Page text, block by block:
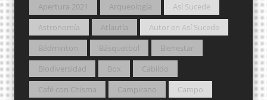
Apertura 2021
Arqueología
Así Sucede
Astronomía
Atlautla
Autor en Así Sucede
Bádminton
Básquetbol
Bienestar
Biodiversidad
Box
Cabildo
Café con Chisma
Campirano
Campo